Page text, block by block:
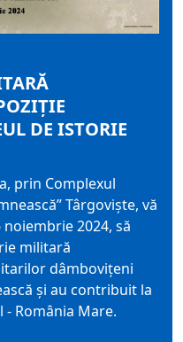
DE ISTORIE
prin Complexul
Târgoviște, vă
2024, să
militară
dâmbovițeni
și au contribuit la
România Mare.